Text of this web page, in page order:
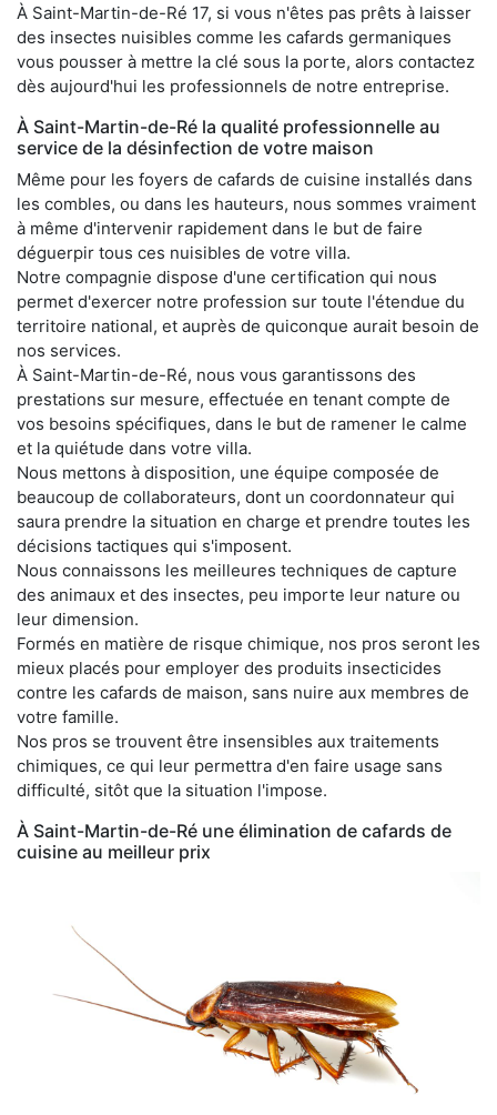
À Saint-Martin-de-Ré 17, si vous n'êtes pas prêts à laisser
des insectes nuisibles comme les cafards germaniques
vous pousser à mettre la clé sous la porte, alors contactez
dès aujourd'hui les professionnels de notre entreprise.
À Saint-Martin-de-Ré la qualité professionnelle au
service de la désinfection de votre maison
Même pour les foyers de cafards de cuisine installés dans
les combles, ou dans les hauteurs, nous sommes vraiment
à même d'intervenir rapidement dans le but de faire
déguerpir tous ces nuisibles de votre villa.
Notre compagnie dispose d'une certification qui nous
permet d'exercer notre profession sur toute l'étendue du
territoire national, et auprès de quiconque aurait besoin de
nos services.
À Saint-Martin-de-Ré, nous vous garantissons des
prestations sur mesure, effectuée en tenant compte de
vos besoins spécifiques, dans le but de ramener le calme
et la quiétude dans votre villa.
Nous mettons à disposition, une équipe composée de
beaucoup de collaborateurs, dont un coordonnateur qui
saura prendre la situation en charge et prendre toutes les
décisions tactiques qui s'imposent.
Nous connaissons les meilleures techniques de capture
des animaux et des insectes, peu importe leur nature ou
leur dimension.
Formés en matière de risque chimique, nos pros seront les
mieux placés pour employer des produits insecticides
contre les cafards de maison, sans nuire aux membres de
votre famille.
Nos pros se trouvent être insensibles aux traitements
chimiques, ce qui leur permettra d'en faire usage sans
difficulté, sitôt que la situation l'impose.
À Saint-Martin-de-Ré une élimination de cafards de
cuisine au meilleur prix